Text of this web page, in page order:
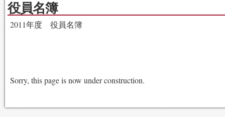
役員名簿
2011年度 役員名簿
Sorry, this page is now under construction.